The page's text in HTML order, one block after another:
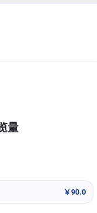
量
￥90.0